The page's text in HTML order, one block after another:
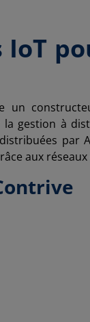
IoT
un
gestion à
par
aux réseaux